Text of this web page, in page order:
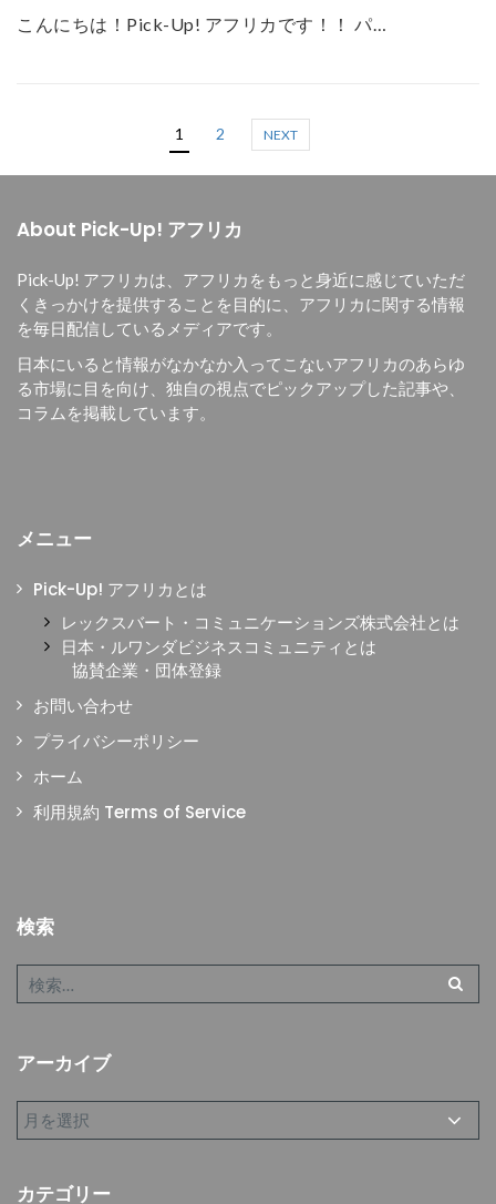
こんにちは！Pick-Up! アフリカです！！ パ…
1 2 NEXT
About Pick-Up! アフリカ
Pick-Up! アフリカは、 アフリカをもっと身近に感じていただ
くきっかけを提供することを目的に、 アフリカに関する情報
を毎日配信しているメディアです。
日本にいると情報がなかなか入ってこないアフリカのあらゆ
る市場に目を向け、独自の視点でピックアップした記事や、
コラムを掲載しています。
メニュー
Pick-Up! アフリカとは
レックスバート・コミュニケーションズ株式会社とは
日本・ルワンダビジネスコミュニティとは
協賛企業・団体登録
お問い合わせ
プライバシーポリシー
ホーム
利用規約 Terms of Service
検索
アーカイブ
カテゴリー